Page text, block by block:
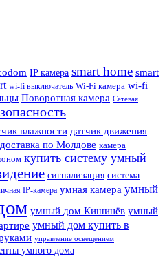
IP камера smart home smart
wi-fi выключатель Wi-Fi камера wi-fi
Поворотная камера Сетевая
влажности датчик движения
доставка по Молдове камера
купить систему умный
сигнализация система
IP-камера умная камера умный
умный дом Кишинёв умный
умный дом купить в
управление освещением
умного дома